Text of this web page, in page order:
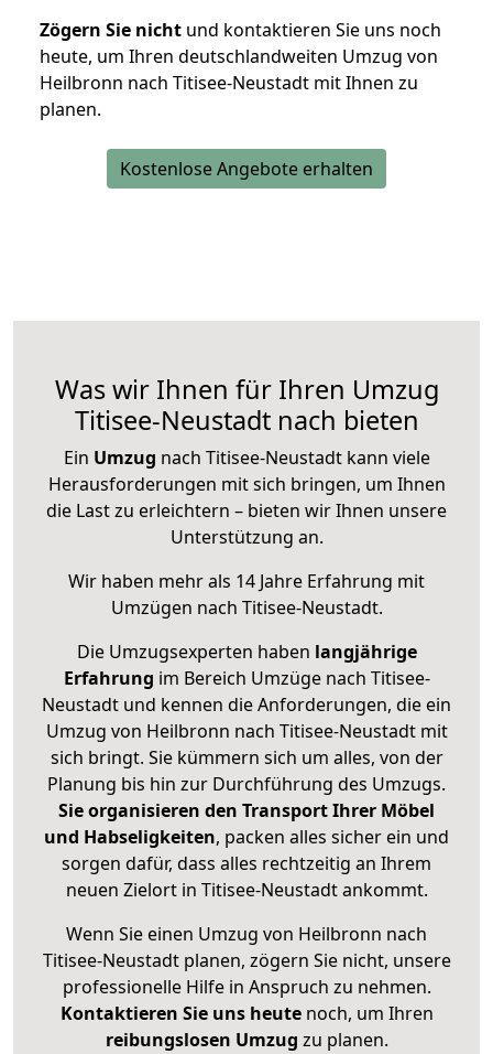
Zögern Sie nicht und kontaktieren Sie uns noch
heute, um Ihren deutschlandweiten Umzug von
Heilbronn nach Titisee-Neustadt mit Ihnen zu
planen.
Kostenlose Angebote erhalten
Was wir Ihnen für Ihren Umzug
Titisee-Neustadt nach bieten
Ein Umzug nach Titisee-Neustadt kann viele
Herausforderungen mit sich bringen, um Ihnen
die Last zu erleichtern – bieten wir Ihnen unsere
Unterstützung an.
Wir haben mehr als 14 Jahre Erfahrung mit
Umzügen nach Titisee-Neustadt.
Die Umzugsexperten haben langjährige
Erfahrung im Bereich Umzüge nach Titisee-
Neustadt und kennen die Anforderungen, die ein
Umzug von Heilbronn nach Titisee-Neustadt mit
sich bringt. Sie kümmern sich um alles, von der
Planung bis hin zur Durchführung des Umzugs.
Sie organisieren den Transport Ihrer Möbel
und Habseligkeiten, packen alles sicher ein und
sorgen dafür, dass alles rechtzeitig an Ihrem
neuen Zielort in Titisee-Neustadt ankommt.
Wenn Sie einen Umzug von Heilbronn nach
Titisee-Neustadt planen, zögern Sie nicht, unsere
professionelle Hilfe in Anspruch zu nehmen.
Kontaktieren Sie uns heutenoch, um Ihren
reibungslosen Umzug zu planen.